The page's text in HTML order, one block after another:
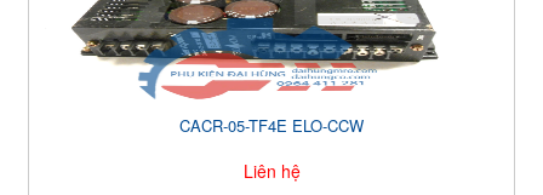
CACR-05-TF4E ELO-CCW
Liên hệ